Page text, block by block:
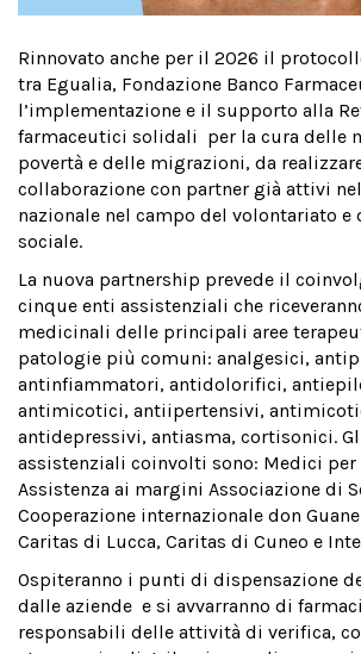
Rinnovato anche per il 2026 il
tra Egualia, Fondazione Banco
l’implementazione e il supporto alla
farmaceutici solidali per la cura delle
povertà e delle migrazioni, da
collaborazione con partner già attivi
nazionale nel campo del volontariato e
sociale.
La nuova partnership prevede il
cinque enti assistenziali che
medicinali delle principali aree
patologie più comuni: analgesici,
antinfiammatori, antidolorifici,
antimicotici, antiipertensivi,
antidepressivi, antiasma, cortisonici.
assistenziali coinvolti sono: Medici per
Assistenza ai margini Associazione di
Cooperazione internazionale don
Caritas di Lucca, Caritas di Cuneo e
Ospiteranno i punti di dispensazione
dalle aziende e si avvarranno di
responsabili delle attività di verifica,